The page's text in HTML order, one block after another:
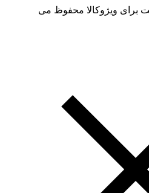
برای ویژوکالا محفوظ می